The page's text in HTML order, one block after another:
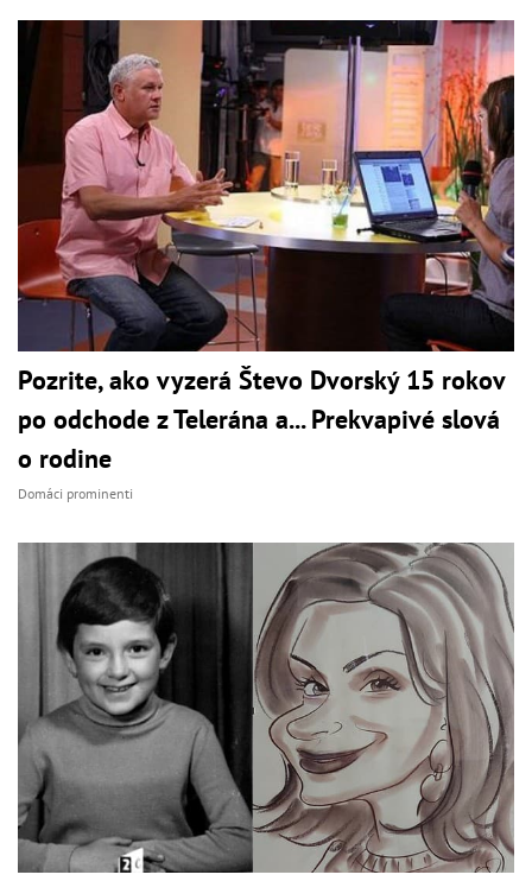
Pozrite, ako vyzerá Števo Dvorský 15 rokov
po odchode z Telerána a... Prekvapivé slová
o rodine
Domáci prominenti